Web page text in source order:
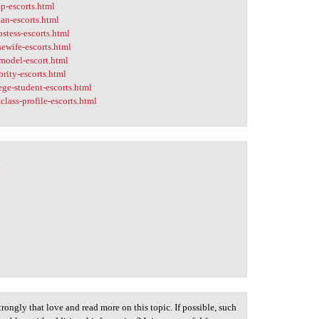
escorts.html
escorts.html
escorts.html
escorts.html
escort.html
escorts.html
student-escorts.html
profile-escorts.html
that love and read more on this topic. If possible, such